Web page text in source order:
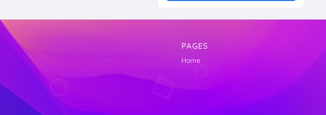
PAGES
Home